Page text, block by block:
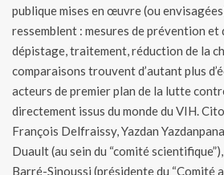
publique mises en œuvre (ou
ressemblent : mesures de prévention et
dépistage, traitement, réduction de la
comparaisons trouvent d’autant plus
acteurs de premier plan de la lutte
directement issus du monde du VIH.
François Delfraissy, Yazdan
Duault (au sein du “comité
Barré-Sinoussi (présidente du “Comité